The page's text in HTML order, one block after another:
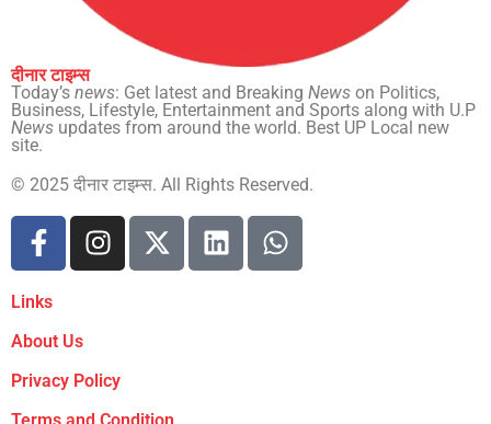
दीनार टाइम्स
Today’s news: Get latest and Breaking News on Politics,
Business, Lifestyle, Entertainment and Sports along with U.P
News updates from around the world. Best UP Local new
site.
© 2025 दीनार टाइम्स. All Rights Reserved.
Links
About Us
Privacy Policy
Terms and Condition